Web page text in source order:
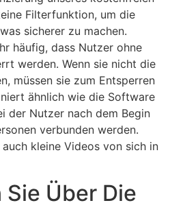
Filterfunktion, um die
sicherer zu machen.
häufig, dass Nutzer ohne
werden. Wenn sie nicht die
müssen sie zum Entsperren
ähnlich wie die Software
der Nutzer nach dem Begin
verbunden werden.
kleine Videos von sich in
Über Die